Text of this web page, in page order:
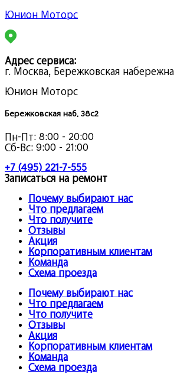
Юнион Моторс
Адрес сервиса:
г. Москва, Бережковская
Юнион Моторс
Бережковская наб. 38с2
Пн-Пт: 8:00 - 20:00
Сб-Вс: 9:00 - 21:00
+7 (495) 221-7-555
Записаться на ремонт
Почему выбирают нас
Что предлагаем
Что получите
Отзывы
Акция
Корпоративным клиентам
Команда
Схема проезда
Почему выбирают нас
Что предлагаем
Что получите
Отзывы
Акция
Корпоративным клиентам
Команда
Схема проезда